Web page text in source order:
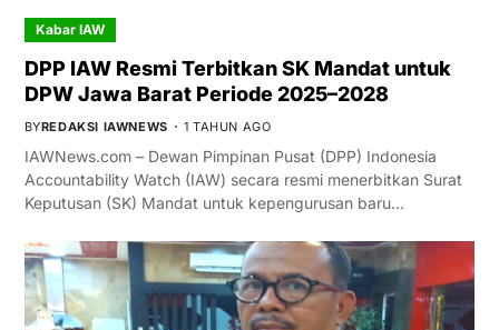
Kabar IAW
DPP IAW Resmi Terbitkan SK Mandat untuk
DPW Jawa Barat Periode 2025–2028
BYREDAKSI IAWNEWS 1 TAHUN AGO
IAWNews.com – Dewan Pimpinan Pusat (DPP) Indonesia
Accountability Watch (IAW) secara resmi menerbitkan Surat
Keputusan (SK) Mandat untuk kepengurusan baru…